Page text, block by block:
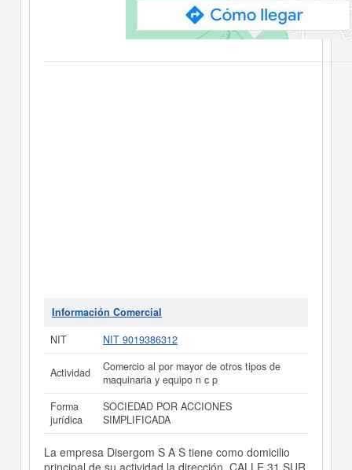
Información Comercial
NIT
NIT 9019386312
Actividad
Comercio al por mayor de otros tipos de
maquinaria y equipo n c p
Forma
jurídica
SOCIEDAD POR ACCIONES
SIMPLIFICADA
La empresa Disergom S A S tiene como domicilio
principal de su actividad la dirección, CALLE 31 SUR